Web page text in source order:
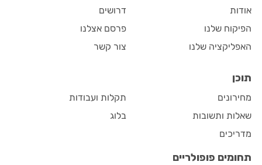
אודות
הפיקוח שלנו
האפליקציה שלנו
דרושים
פרסם אצלנו
צור קשר
תוכן
מחירונים
שאלות ותשובות
מדריכים
תקלות ועבודות
בלוג
תחומים פופולריים